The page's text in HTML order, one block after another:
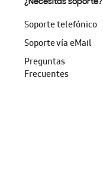
¿Necesitas soporte?
Soporte telefónico
Soporte vía eMail
Preguntas
Frecuentes